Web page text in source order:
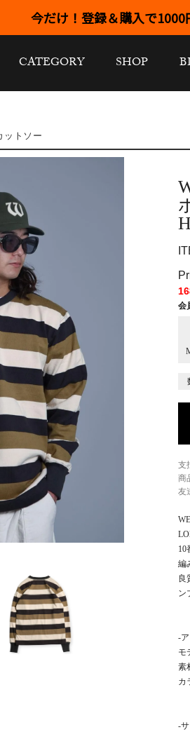
今だけ！登録＆購入で1000
CATEGORY SHOP
ットソー
会
支
商
友
10
編
良
ン
-
モ
素
カ
-